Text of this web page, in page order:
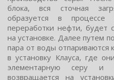
блока, вся сточная
образуется в процессе
переработки нефти, будет
на установке. Далее путем
пара от воды отпариваются
в установку Клауса, где
элементарную серу и
возвращается на